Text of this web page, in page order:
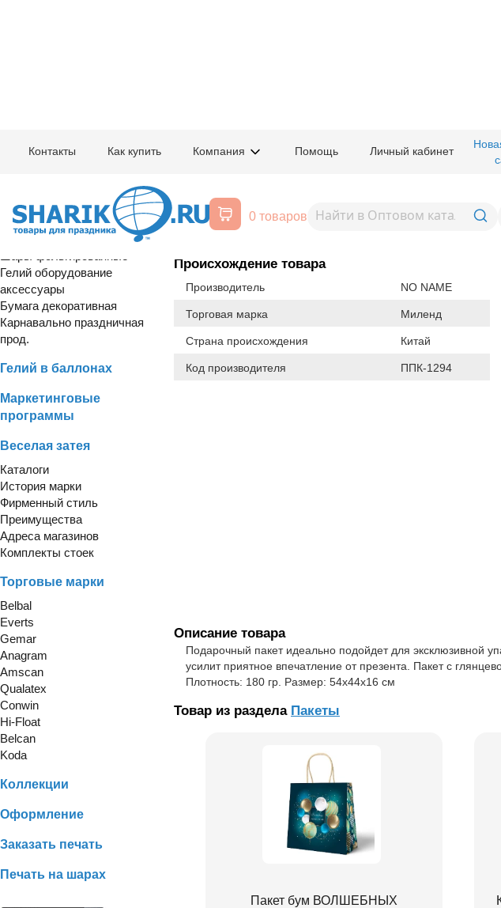
Контакты Как купить Компания Помощь Личный кабинет
0 товаров
Расширенный поиск
Шары латексные
Гелий оборудование
аксессуары
Бумага декоративная
Карнавально праздничная
прод.
Гелий в баллонах
Маркетинговые
программы
Веселая затея
Каталоги
История марки
Фирменный стиль
Преимущества
Адреса магазинов
Комплекты стоек
Торговые марки
Belbal
Everts
Gemar
Anagram
Amscan
Qualatex
Conwin
Hi-Float
Belcan
Koda
Коллекции
Оформление
Заказать печать
Печать на шарах
1509-2948 Пакет бум САМОЙ ЛУЧШЕЙ!
Происхождение товара
Производитель NO NAME
Торговая марка Миленд
Страна происхождения Китай
Код производителя ППК-1294
Описание товара
Подарочный пакет идеально подойдет для эксклюзивной
усилит приятное впечатление от презента. Пакет с
Плотность: 180 гр. Размер: 54х44х16 см
Товар из раздела Пакеты
Пакет бум ВОЛШЕБНЫХ